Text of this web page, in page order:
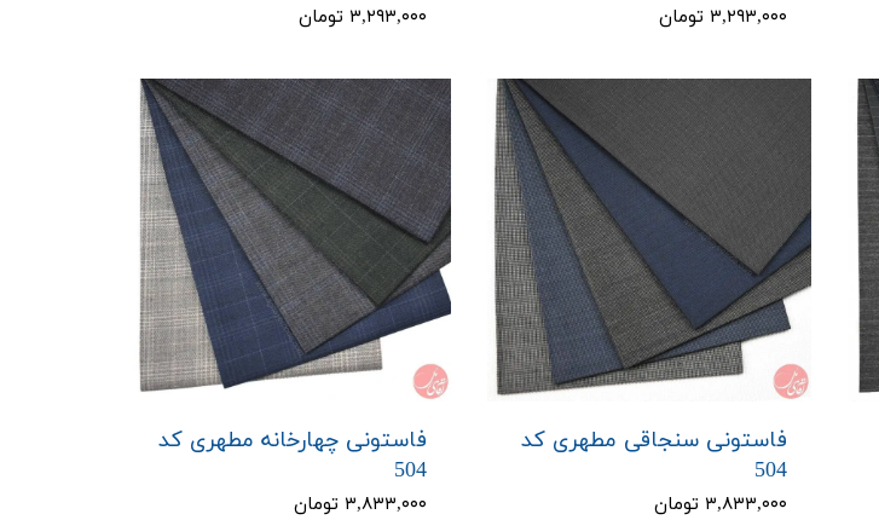
۳,۲۹۳,۰۰۰ تومان ۳,۲۹۳,۰۰۰ تومان
فاستونی سنجاقی مطهری کد
504
۳,۸۳۳,۰۰۰ تومان
فاستونی چهارخانه مطهری کد
504
۳,۸۳۳,۰۰۰ تومان